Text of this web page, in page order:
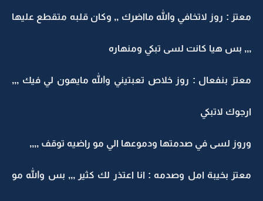
معتز : روز لاتخافي والله مااضرك ,, وكان قلبه متقطع عليها
,,, بس هيا كانت لسى تبكي ومنهاره
معتز بنفعال : روز خلاص تعبتيني والله مايهون لي فيك ,,,
ارجوك لاتبكي
وروز لسى في صدمتها ودموعها الي مو راضيه توقف ,,,,
معتز بخيبة امل وصدمه : انا اعتذر لك كثير ,,, بس والله مو